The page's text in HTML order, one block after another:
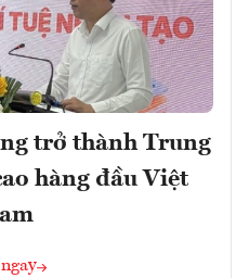
trở thành Trung
hàng đầu Việt